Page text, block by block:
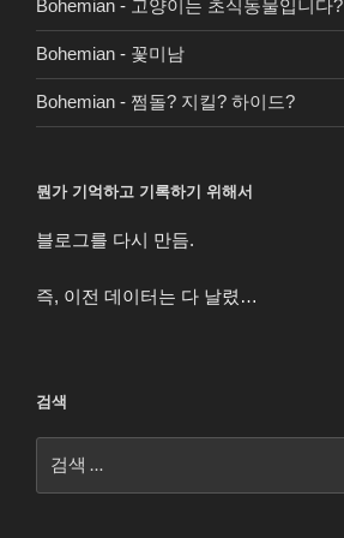
Bohemian - 고양이는 초식동물입니다?
Bohemian - 꽃미남
Bohemian - 쩜돌? 지킬? 하이드?
뭔가 기억하고 기록하기 위해서
블로그를 다시 만듬.
즉, 이전 데이터는 다 날렸…
검색
색: